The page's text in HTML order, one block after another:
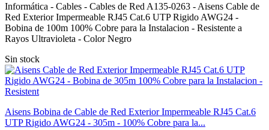
Informática - Cables - Cables de Red A135-0263 - Aisens Cable de
Red Exterior Impermeable RJ45 Cat.6 UTP Rigido AWG24 -
Bobina de 100m 100% Cobre para la Instalacion - Resistente a
Rayos Ultravioleta - Color Negro
Sin stock
Aisens Bobina de Cable de Red Exterior Impermeable RJ45 Cat.6
UTP Rigido AWG24 - 305m - 100% Cobre para la...